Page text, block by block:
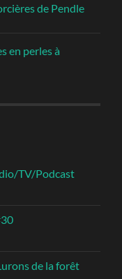
de Pendle
en perles à
TV/Podcast
de la forêt